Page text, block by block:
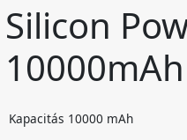
Silicon
Kapacitás 10000 mAh